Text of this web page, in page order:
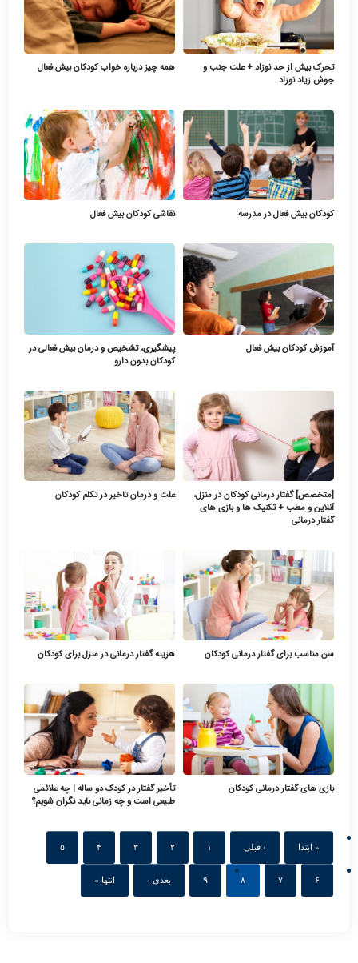
تحرک بیش از حد نوزاد + علت جنب و
جوش زیاد نوزاد
همه چیز درباره خواب کودکان بیش فعال
کودکان بیش فعال در مدرسه نقاشی کودکان بیش فعال
آموزش کودکان بیش فعال
پیشگیری، تشخیص و درمان بیش فعالی در
کودکان بدون دارو
[متخصص] گفتار درمانی کودکان در منزل،
آنلاین و مطب + تکنیک ها و بازی های
گفتار درمانی
علت و درمان تاخیر در تکلم کودکان
سن مناسب برای گفتار درمانی کودکان هزینه گفتار درمانی در منزل برای کودکان
بازی های گفتار درمانی کودکان
تأخیر گفتار در کودک دو ساله | چه علائمی
طبیعی است و چه زمانی باید نگران شویم؟
« ابتدا ‹ قبلی ۱ ۲ ۳ ۴ ۵
۶ ۷ ۸ ۹ بعدی › انتها »